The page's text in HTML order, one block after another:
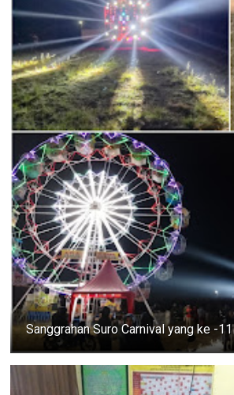
Sanggrahan Suro Carnival yang ke -11